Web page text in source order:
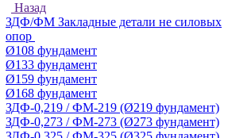
Назад
ЗДФ/ФМ Закладные детали не силовых
опор
Ø108 фундамент
Ø133 фундамент
Ø159 фундамент
Ø168 фундамент
ЗДФ-0,219 / ФМ-219 (Ø219 фундамент)
ЗДФ-0,273 / ФМ-273 (Ø273 фундамент)